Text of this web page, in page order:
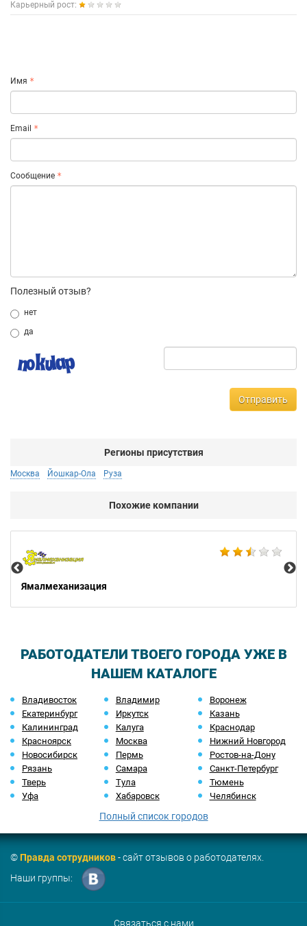
Карьерный рост:
Имя
Email
Сообщение
Полезный отзыв?
нет
да
Отправить
Регионы присутствия
Москва Йошкар-Ола Руза
Похожие компании
Ямалмеханизация
РАБОТОДАТЕЛИ ТВОЕГО ГОРОДА УЖЕ В
НАШЕМ КАТАЛОГЕ
Владивосток Владимир
Воронеж
Екатеринбург
Иркутск
Казань
Калининград
Калуга
Краснодар
Красноярск
Москва
Нижний Новгород
Новосибирск
Пермь
Ростов-на-Дону
Рязань
Самара
Санкт-Петербург
Тверь
Тула
Тюмень
Уфа
Хабаровск Челябинск
Полный список городов
©Правда сотрудников- сайт отзывов о работодателях.
Наши группы:
Связаться с нами